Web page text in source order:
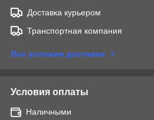
Доставка курьером
Транспортная компания
Все условия доставки
Условия оплаты
Наличными